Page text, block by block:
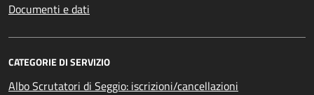
Documenti e dati
CATEGORIE DI SERVIZIO
Albo Scrutatori di Seggio: iscrizioni/cancellazioni